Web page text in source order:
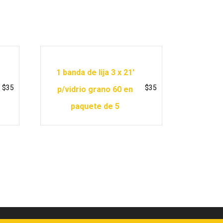
$35
1 banda de lija 3 x 21′
p/vidrio grano 60 en
paquete de 5
$35